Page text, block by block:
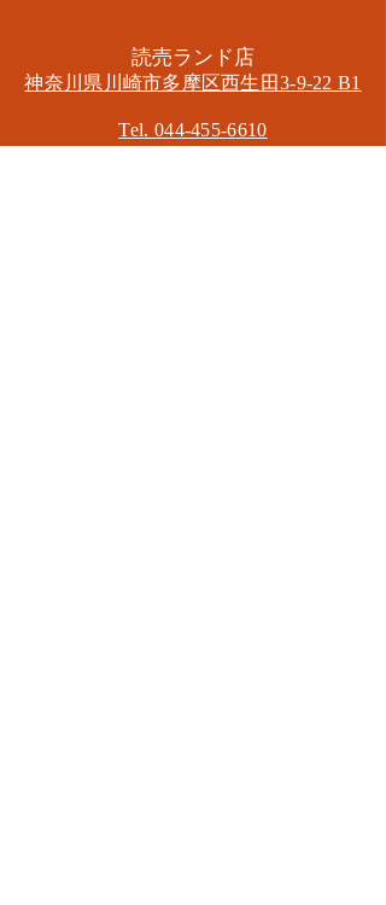
​読売ランド店
神奈川県川崎市多摩区​西生田3-9-22 B1
Tel. 044-455-6610